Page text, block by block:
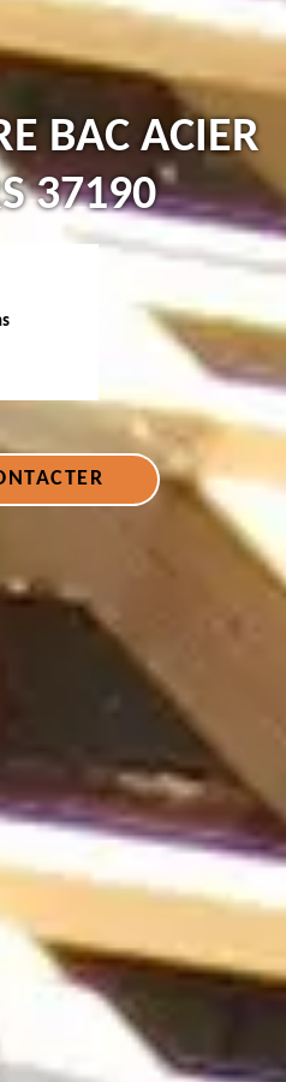
BAC ACIER
37190